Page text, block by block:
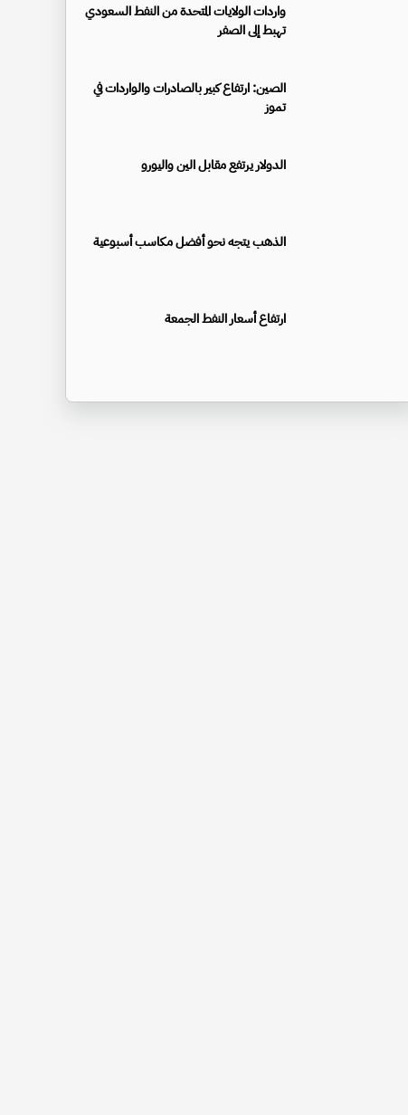
واردات الولايات المتحدة من النفط السعودي
تهبط إلى الصفر
الصين: ارتفاع كبير بالصادرات والواردات في
تموز
الدولار يرتفع مقابل الين واليورو
الذهب يتجه نحو أفضل مكاسب أسبوعية
ارتفاع أسعار النفط الجمعة